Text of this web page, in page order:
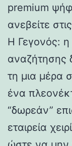
premium
ανεβείτε
Η Γεγονός: η
αναζήτησης
τη μια μέρα
ένα
“δωρεάν”
εταιρεία